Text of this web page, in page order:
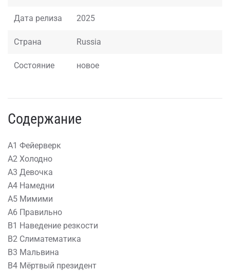
Дата релиза 2025
Страна Russia
Состояние новое
Содержание
A1 Фейерверк
A2 Холодно
A3 Девочка
A4 Намедни
A5 Мимими
A6 Правильно
B1 Наведение резкости
B2 Слиматематика
B3 Мальвина
B4 Мёртвый президент